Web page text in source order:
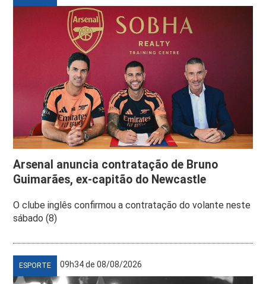
Arsenal anuncia contratação de Bruno
Guimarães, ex-capitão do Newcastle
O clube inglês confirmou a contratação do volante neste
sábado (8)
ESPORTE 09h34 de 08/08/2026